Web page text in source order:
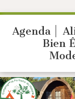
Agenda
Bien